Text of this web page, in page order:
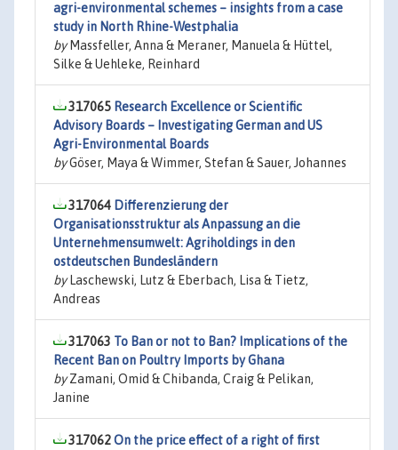
agri-environmental schemes – insights from a case
study in North Rhine-Westphalia
byMassfeller, Anna & Meraner, Manuela & Hüttel,
Silke & Uehleke, Reinhard
317065 Research Excellence or Scientific
Advisory Boards – Investigating German and US
Agri-Environmental Boards
byGöser, Maya & Wimmer, Stefan & Sauer, Johannes
317064 Differenzierung der
Organisationsstruktur als Anpassung an die
Unternehmensumwelt: Agriholdings in den
ostdeutschen Bundesländern
byLaschewski, Lutz & Eberbach, Lisa & Tietz,
Andreas
317063 To Ban or not to Ban? Implications of the
Recent Ban on Poultry Imports by Ghana
byZamani, Omid & Chibanda, Craig & Pelikan,
Janine
317062On the price effect of a right of first